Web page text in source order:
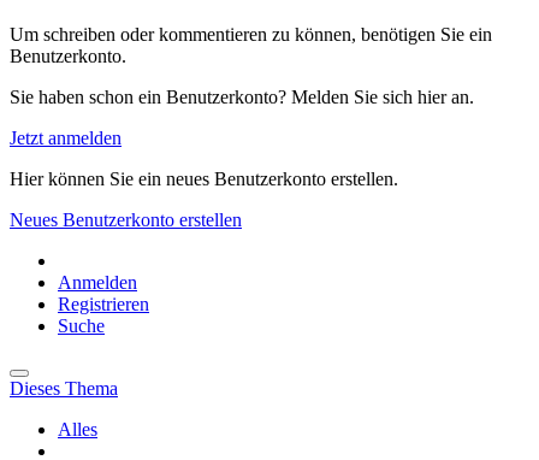
Um schreiben oder kommentieren zu können, benötigen Sie ein
Benutzerkonto.
Sie haben schon ein Benutzerkonto? Melden Sie sich hier an.
Jetzt anmelden
Hier können Sie ein neues Benutzerkonto erstellen.
Neues Benutzerkonto erstellen
Anmelden
Registrieren
Suche
Dieses Thema
Alles